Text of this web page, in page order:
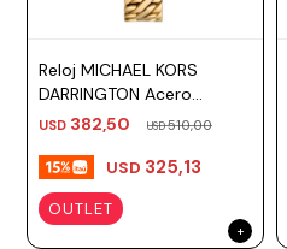
Reloj MICHAEL KORS
DARRINGTON Acero
Dorado Esfera 14mm
USD 382,50 USD510,00
USD 325,13
OUTLET